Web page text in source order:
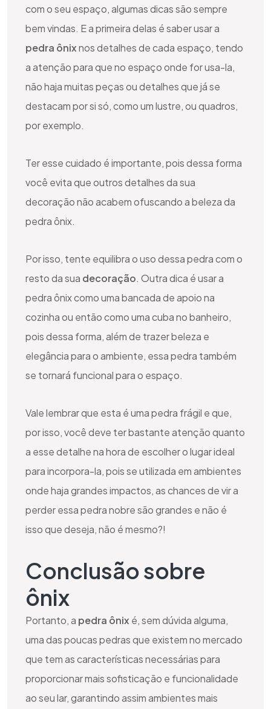
com o seu espaço, algumas dicas são sempre
bem vindas. E a primeira delas é saber usar a
pedra ônixnos detalhes de cada espaço, tendo
a atenção para que no espaço onde for usa-la,
não haja muitas peças ou detalhes que já se
destacam por si só, como um lustre, ou quadros,
por exemplo.
Ter esse cuidado é importante, pois dessa forma
você evita que outros detalhes da sua
decoração não acabem ofuscando a beleza da
pedra ônix.
Por isso, tente equilibra o uso dessa pedra com o
resto da sua decoração. Outra dica é usar a
pedra ônix como uma bancada de apoio na
cozinha ou então como uma cuba no banheiro,
pois dessa forma, além de trazer beleza e
elegância para o ambiente, essa pedra também
se tornará funcional para o espaço.
Vale lembrar que esta é uma pedra frágil e que,
por isso, você deve ter bastante atenção quanto
a esse detalhe na hora de escolher o lugar ideal
para incorpora-la, pois se utilizada em ambientes
onde haja grandes impactos, as chances de vir a
perder essa pedra nobre são grandes e não é
isso que deseja, não é mesmo?!
Conclusão sobre
ônix
Portanto, a pedra ônix é, sem dúvida alguma,
uma das poucas pedras que existem no mercado
que tem as características necessárias para
proporcionar mais sofisticação e funcionalidade
ao seu lar, garantindo assim ambientes mais